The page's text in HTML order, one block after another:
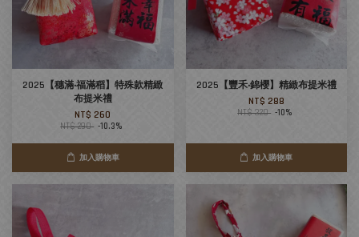
2025【穗滿‧福滿稻】特殊款精緻
布提米禮
NT$ 260
NT$ 290 -10.3%
加入購物車
2025【豐禾‧錦櫻】精緻布提米禮
NT$ 288
NT$ 320 -10%
加入購物車